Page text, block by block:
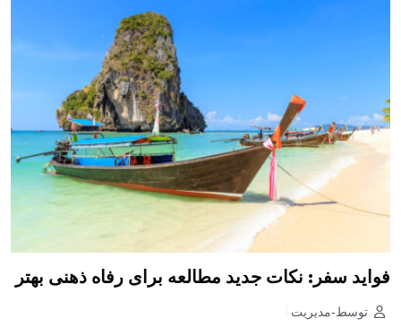
فواید سفر: نکات جدید مطالعه برای رفاه ذهنی بهتر
توسط-مدیریت